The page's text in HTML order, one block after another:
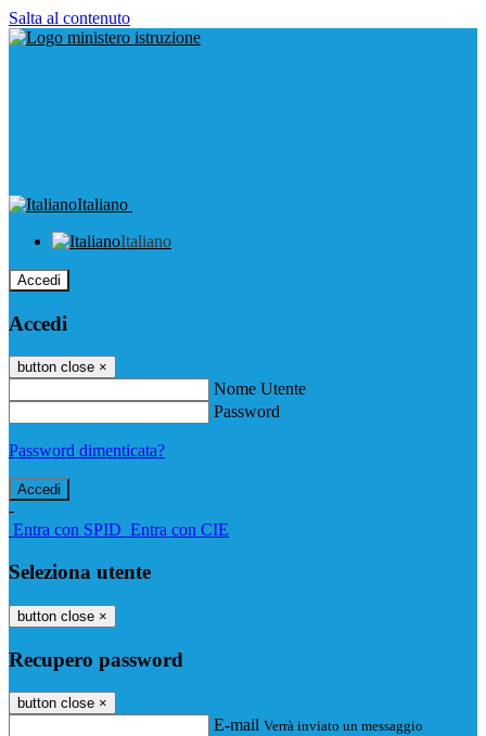
Salta al contenuto
Italiano
Italiano
Accedi
Accedi
button close ×
Nome Utente
Password
Password dimenticata?
-
Entra con SPID Entra con CIE
Seleziona utente
button close ×
Recupero password
button close ×
E-mail Verrà inviato un messaggio